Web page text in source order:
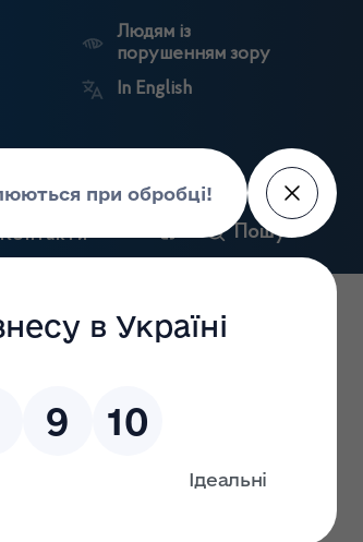
Людям із
порушенням зору
In English
Контакти Пошук
Державні
Антикорупційний
портал
у сфері лікарських засобів та
та контролю за наркотиками станом